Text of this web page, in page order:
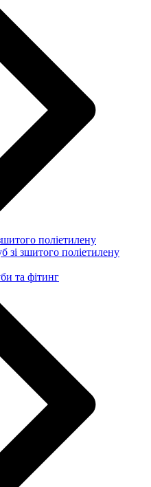
поліетилену
зі зшитого поліетилену
та фітинг